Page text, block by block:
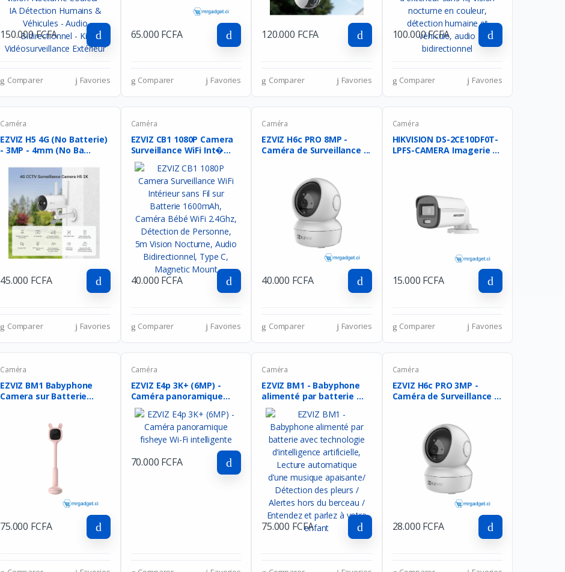
150.000 FCFA
Comparer Favories
65.000 FCFA
Comparer Favories
120.000 FCFA
Comparer Favories
100.000 FCFA
Comparer Favories
Caméra
EZVIZ H5 4G (No Batterie)
- 3MP - 4mm (No Ba...
45.000 FCFA
Comparer Favories
Caméra
EZVIZ CB1 1080P Camera
Surveillance WiFi Int�...
40.000 FCFA
Comparer Favories
Caméra
EZVIZ H6c PRO 8MP -
Caméra de Surveillance ...
40.000 FCFA
Comparer Favories
Caméra
HIKVISION DS-2CE10DF0T-
LPFS-CAMERA Imagerie ...
15.000 FCFA
Comparer Favories
Caméra
EZVIZ BM1 Babyphone
Camera sur Batterie
75.000 FCFA
Caméra
EZVIZ E4p 3K+ (6MP) -
Caméra panoramique
fis...
70.000 FCFA
Caméra
EZVIZ BM1 - Babyphone
alimenté par batterie ...
75.000 FCFA
Caméra
EZVIZ H6c PRO 3MP -
Caméra de Surveillance ...
28.000 FCFA